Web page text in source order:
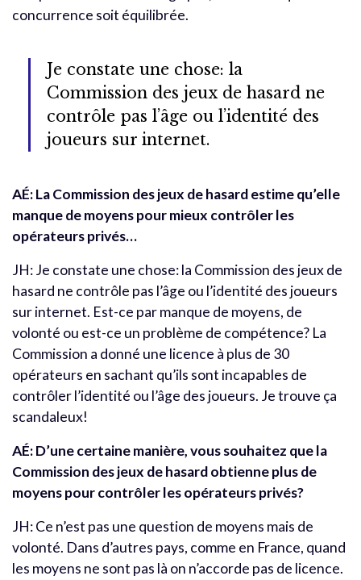
concurrence soit équilibrée.
Je constate une chose: la
Commission des jeux de hasard ne
contrôle pas l’âge ou l’identité des
joueurs sur internet.
AÉ: La Commission des jeux de hasard estime qu’elle
manque de moyens pour mieux contrôler les
opérateurs privés…
JH: Je constate une chose: la Commission des jeux de
hasard ne contrôle pas l’âge ou l’identité des joueurs
sur internet. Est-ce par manque de moyens, de
volonté ou est-ce un problème de compétence? La
Commission a donné une licence à plus de 30
opérateurs en sachant qu’ils sont incapables de
contrôler l’identité ou l’âge des joueurs. Je trouve ça
scandaleux!
AÉ: D’une certaine manière, vous souhaitez que la
Commission des jeux de hasard obtienne plus de
moyens pour contrôler les opérateurs privés?
JH: Ce n’est pas une question de moyens mais de
volonté. Dans d’autres pays, comme en France, quand
les moyens ne sont pas là on n’accorde pas de licence.